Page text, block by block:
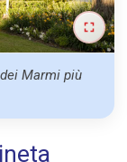
Marmi più